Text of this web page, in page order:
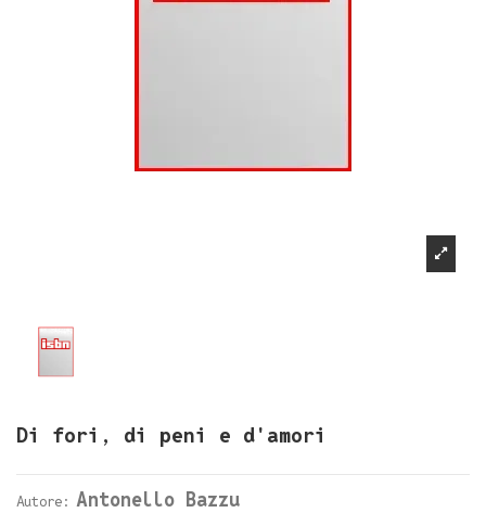
Di fori, di peni e d'amori
Autore: Antonello Bazzu